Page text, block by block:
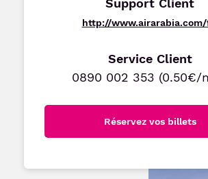
Support Client
http://
Service Client
0890 002 353 (0.50€/
Réservez vos billets